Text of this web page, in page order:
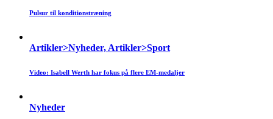
Pulsur til konditionstræning
Artikler>Nyheder, Artikler>Sport
Video: Isabell Werth har fokus på flere EM-medaljer
Nyheder